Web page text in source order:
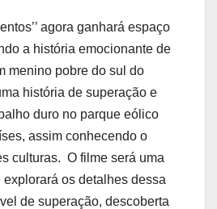
agora ganhará espaço
a história emocionante de
menino pobre do sul do
história de superação e
duro no parque eólico
assim conhecendo o
culturas. O filme será uma
os detalhes dessa
de superação, descoberta